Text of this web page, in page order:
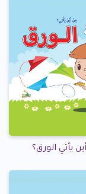
يأتي الورق؟